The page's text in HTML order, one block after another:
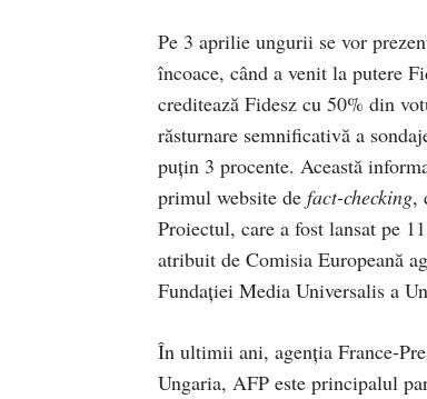
Pe 3 aprilie ungurii se vor
încoace, când a venit la putere
creditează Fidesz cu 50% din
răsturnare semnificativă a
puțin 3 procente. Această
primul website de fact-checking,
Proiectul, care a fost lansat pe
atribuit de Comisia Europeană
Fundației Media Universalis a
În ultimii ani, agenția France-
Ungaria, AFP este principalul